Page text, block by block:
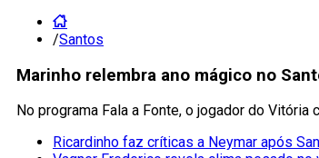
/Santos
Marinho relembra ano mágico no
No programa Fala a Fonte, o jogador do
Ricardinho faz críticas a Neymar após